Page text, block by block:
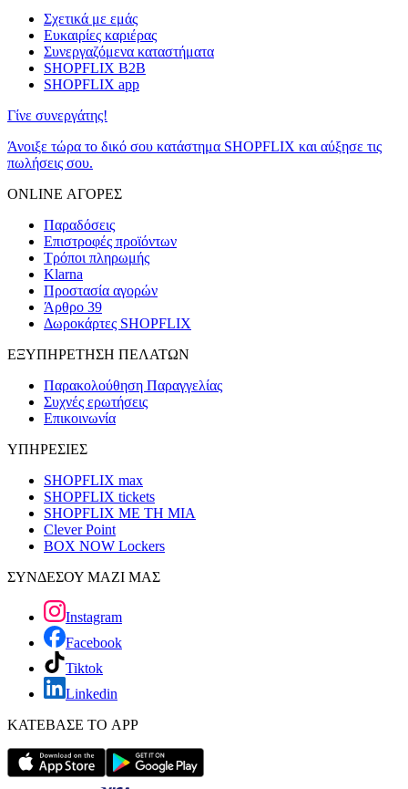
Σχετικά με εμάς
Ευκαιρίες καριέρας
Συνεργαζόμενα καταστήματα
SHOPFLIX B2B
SHOPFLIX app
Γίνε συνεργάτης!
Άνοιξε τώρα το δικό σου κατάστημα SHOPFLIX και αύξησε τις
πωλήσεις σου.
ONLINE ΑΓΟΡΕΣ
Παραδόσεις
Επιστροφές προϊόντων
Τρόποι πληρωμής
Klarna
Προστασία αγορών
Άρθρο 39
Δωροκάρτες SHOPFLIX
ΕΞΥΠΗΡΕΤΗΣΗ ΠΕΛΑΤΩΝ
Παρακολούθηση Παραγγελίας
Συχνές ερωτήσεις
Επικοινωνία
ΥΠΗΡΕΣΙΕΣ
SHOPFLIX max
SHOPFLIX tickets
SHOPFLIX ΜΕ ΤΗ ΜΙΑ
Clever Point
BOX NOW Lockers
ΣΥΝΔΕΣΟΥ ΜΑΖΙ ΜΑΣ
Instagram
Facebook
Tiktok
Linkedin
ΚΑΤΕΒΑΣΕ ΤΟ APP